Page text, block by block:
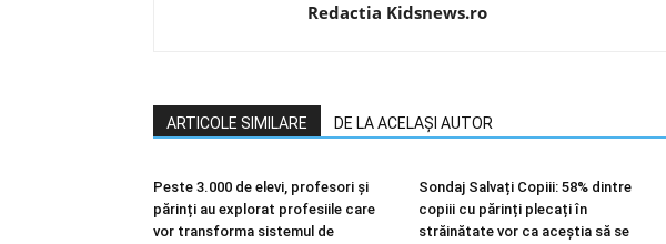
Redactia Kidsnews.ro
ARTICOLE SIMILARE DE LA ACELAȘI AUTOR
Peste 3.000 de elevi, profesori și
părinți au explorat profesiile care
vor transforma sistemul de
Sondaj Salvați Copiii: 58% dintre
copiii cu părinți plecați în
străinătate vor ca aceștia să se